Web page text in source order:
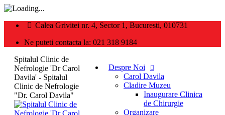
Calea Grivitei nr. 4, Sector 1, Bucuresti, 010731
Ne puteti contacta la: 021 318 9184
Spitalul Clinic de
Nefrologie 'Dr Carol
Davila' - Spitalul
Clinic de Nefrologie
"Dr. Carol Davila"
Despre Noi
Carol Davila
Cladire Muzeu
Inaugurare Clinica
de Chirurgie
Organizare